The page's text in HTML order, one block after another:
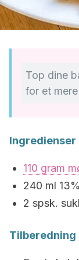
Top dine
for et
Ingredienser
110 gram
240 ml
2 spsk.
Tilberedning